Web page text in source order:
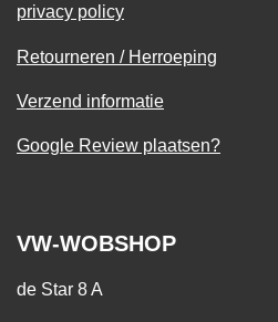
privacy policy
Retourneren / Herroeping
Verzend informatie
Google Review plaatsen?
VW-WOBSHOP
de Star 8 A